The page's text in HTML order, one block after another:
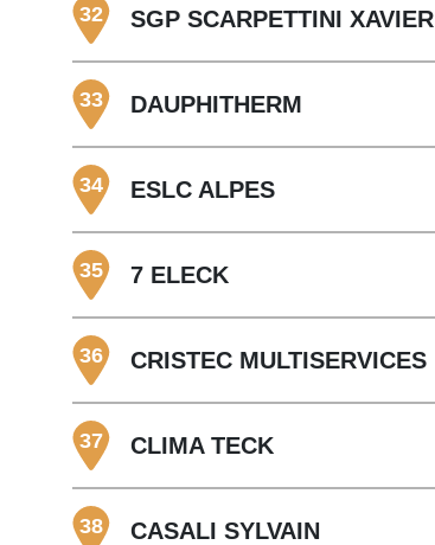
32 SGP SCARPETTINI XAVIER
33 DAUPHITHERM
34 ESLC ALPES
35 7 ELECK
36 CRISTEC MULTISERVICES
37 CLIMA TECK
38 CASALI SYLVAIN